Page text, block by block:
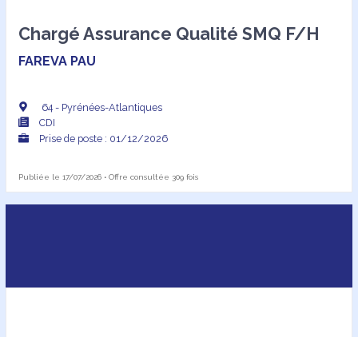
Chargé Assurance Qualité SMQ F/H
FAREVA PAU
64 - Pyrénées-Atlantiques
CDI
Prise de poste : 01/12/2026
Publiée le 17/07/2026 • Offre consultée 309 fois